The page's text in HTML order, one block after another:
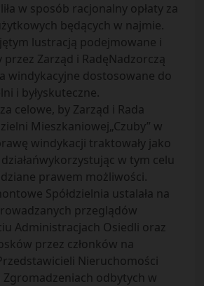
w sposób racjonalny opłaty za
będących w najmie.
lustracją podejmowane i
przez Zarząd i RadęNadzorczą
windykacyjne dostosowane do
i byłyskuteczne.
celowe, by Zarząd i Rada
Mieszkaniowej„Czuby” w
windykacji traktowały jako
w tym celu
prawem możliwości.
Spółdzielnia ustalała na
przeglądów
Administracjach Osiedli oraz
przez członków na
Nieruchomości
Zgromadzeniach odbytych w